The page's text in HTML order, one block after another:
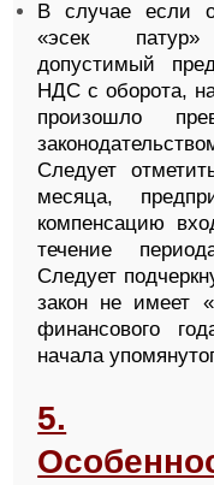
В случае если
«эсек
допустимый
НДС с оборота,
произошло
Следует
месяца,
компенсацию
течение
Следует
закон не имеет
финансового
начала
5.